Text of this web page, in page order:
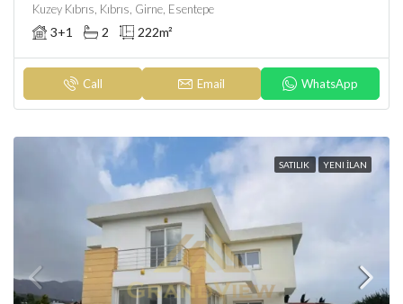
Kuzey Kıbrıs, Kıbrıs, Girne, Esentepe
3+1 2 222m²
Call Email WhatsApp
SATILIK YENI İLAN